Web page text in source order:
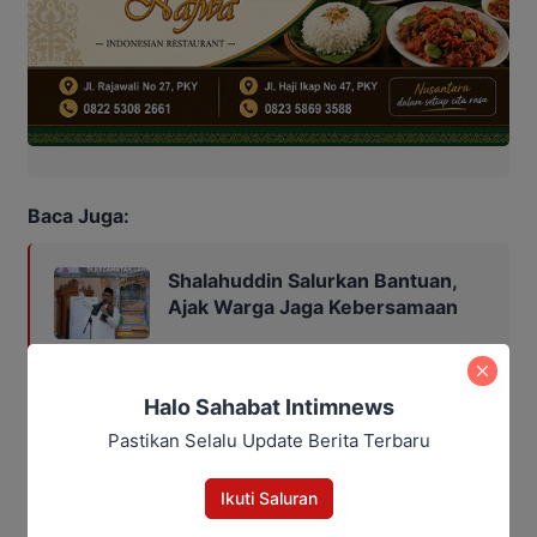
Baca Juga:
Shalahuddin Salurkan Bantuan,
Ajak Warga Jaga Kebersamaan
Halo Sahabat Intimnews
Pastikan Selalu Update Berita Terbaru
Ikuti Saluran